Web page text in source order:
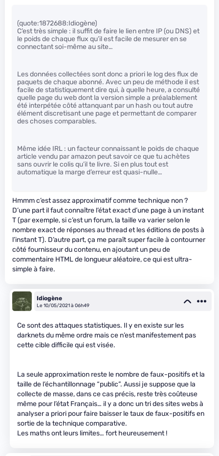
(quote:1872688:Idiogène)
C’est très simple : il suffit de faire le lien entre IP (ou DNS) et
le poids de chaque flux qu’il est facile de mesurer en se
connectant soi-même au site…
Les données collectées sont donc a priori le log des flux de
paquets de chaque abonné. Avec un peu de méthode il est
facile de statistiquement dire qui, à quelle heure, a consulté
quelle page du web dont la version simple a préalablement
été interpétée côté attanquant par un hash ou tout autre
élément discretisant une page et permettant de comparer
des choses comparables.
Même idée IRL : un facteur connaissant le poids de chaque
article vendu par amazon peut savoir ce que tu achètes
sans ouvrir le colis qu’il te livre. Si en plus tout est
automatique la marge d’erreur est quasi-nulle…
Hmmm c’est assez approximatif comme technique non ?
D’une part il faut connaître l’état exact d’une page à un instant
T (par exemple, si c’est un forum, la taille va varier selon le
nombre exact de réponses au thread et les éditions de posts à
l’instant T). D’autre part, ça me paraît super facile à contourner
côté fournisseur du contenu, en ajoutant un peu de
commentaire HTML de longueur aléatoire, ce qui est ultra-
simple à faire.
Idiogène
Le 10/05/2021 à 06h49
Ce sont des attaques statistiques. Il y en existe sur les
darknets du même ordre mais ce n’est manifestement pas
cette cible difficile qui est visée.
La seule approximation reste le nombre de faux-positifs et la
taille de l’échantillonnage “public”. Aussi je suppose que la
collecte de masse, dans ce cas précis, reste très coûteuse
même pour l’état Français… il y a donc un tri des sites webs à
analyser a priori pour faire baisser le taux de faux-positifs en
sortie de la technique comparative.
Les maths ont leurs limites… fort heureusement !